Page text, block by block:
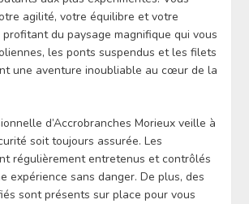
agilité, votre équilibre et votre
du paysage magnifique qui vous
les ponts suspendus et les filets
une aventure inoubliable au cœur de la
d’Accrobranches Morieux veille à
soit toujours assurée. Les
régulièrement entretenus et contrôlés
expérience sans danger. De plus, des
sont présents sur place pour vous